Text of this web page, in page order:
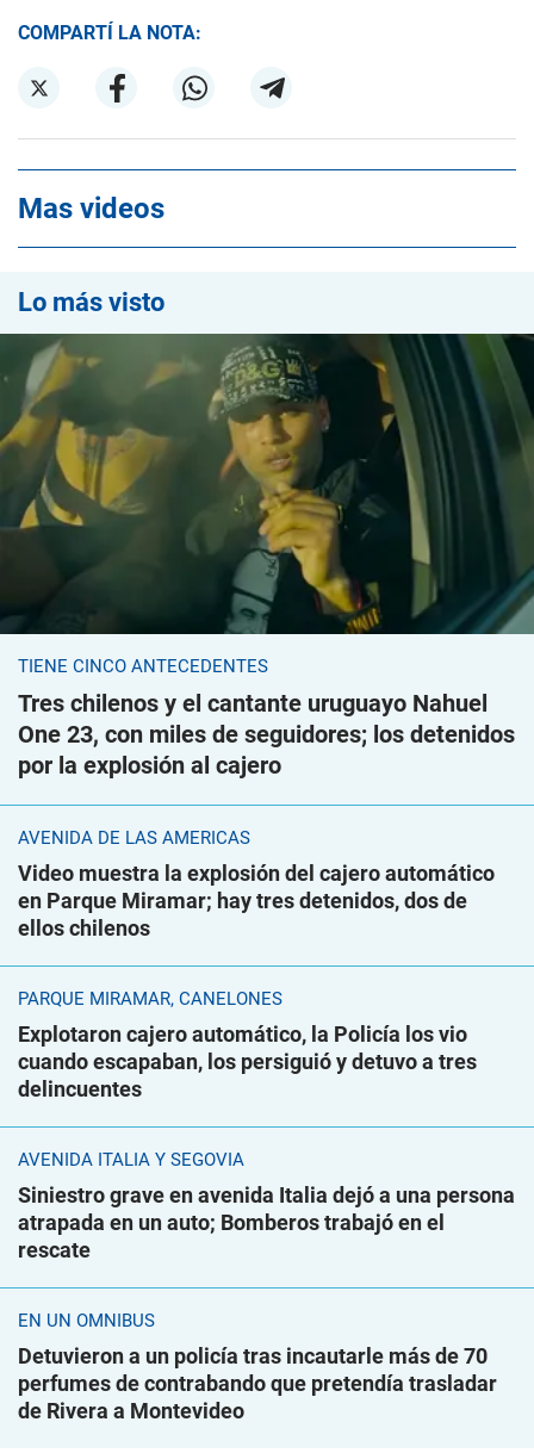
COMPARTÍ LA NOTA:
Mas videos
Lo más visto
TIENE CINCO ANTECEDENTES
Tres chilenos y el cantante uruguayo Nahuel
One 23, con miles de seguidores; los detenidos
por la explosión al cajero
AVENIDA DE LAS AMÉRICAS
Video muestra la explosión del cajero automático
en Parque Miramar; hay tres detenidos, dos de
ellos chilenos
PARQUE MIRAMAR, CANELONES
Explotaron cajero automático, la Policía los vio
cuando escapaban, los persiguió y detuvo a tres
delincuentes
AVENIDA ITALIA Y SEGOVIA
Siniestro grave en avenida Italia dejó a una persona
atrapada en un auto; Bomberos trabajó en el
rescate
EN UN ÓMNIBUS
Detuvieron a un policía tras incautarle más de 70
perfumes de contrabando que pretendía trasladar
de Rivera a Montevideo